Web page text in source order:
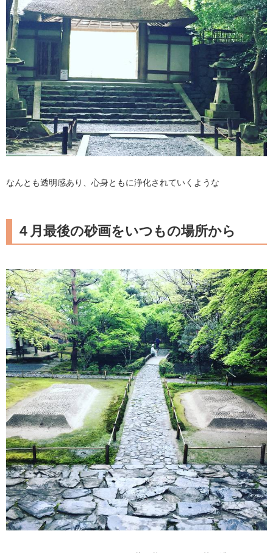
なんとも透明感あり、心身ともに浄化されていくような
４月最後の砂画をいつもの場所から